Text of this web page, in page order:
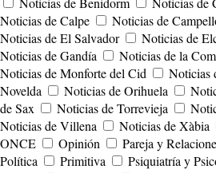
Noticias de Calpe
Noticias de
Noticias de El Salvador
Noticias de
Noticias de Gandía
Noticias de la
Noticias de Monforte del Cid
Noticias
Novelda
Noticias de Orihuela
de Sax
Noticias de Torrevieja
Noticias de Villena
Noticias de Xàbia
ONCE
Opinión Pareja y
Política
Primitiva Psiquiatría y